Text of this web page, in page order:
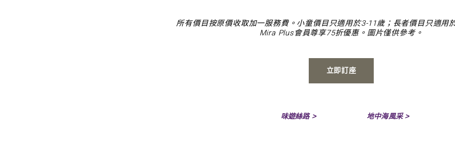
所有價目按原價收取加一服務費。小童價目只適用於3-11歲；長者價目只適用
Mira Plus會員尊享75折優惠。圖片僅供參考。
立即訂座
味遊絲路 > 地中海風采 >